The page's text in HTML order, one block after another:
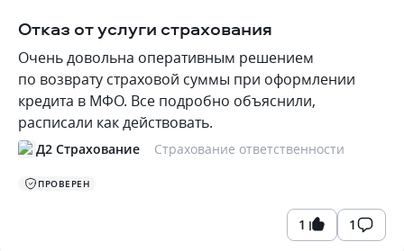
Отказ от услуги страхования
Очень довольна оперативным решением
по возврату страховой суммы при оформлении
кредита в МФО. Все подробно объяснили,
расписали как действовать.
Д2 Страхование Страхование ответственности
ПРОВЕРЕН
1 1